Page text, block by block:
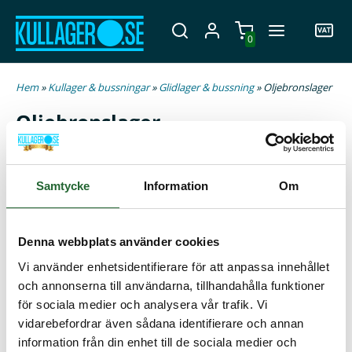
Samtycke Information Om
Denna webbplats använder cookies
Vi använder enhetsidentifierare för att anpassa innehållet
och annonserna till användarna, tillhandahålla funktioner
för sociala medier och analysera vår trafik. Vi
vidarebefordrar även sådana identifierare och annan
information från din enhet till de sociala medier och
0
Hem»Kullager & bussningar»Glidlager & bussning» Oljebronslager
Oljebronslager
Ett kostnadseffektivt glidlager med lång livslängd och
universella och passar konstruktioner med höga varvtal
och låga- till medelhöga belastningar. Dessutom är de
underhållsfria vilket genererar en längre hållbarhet. Se vårt
breda utbud här!